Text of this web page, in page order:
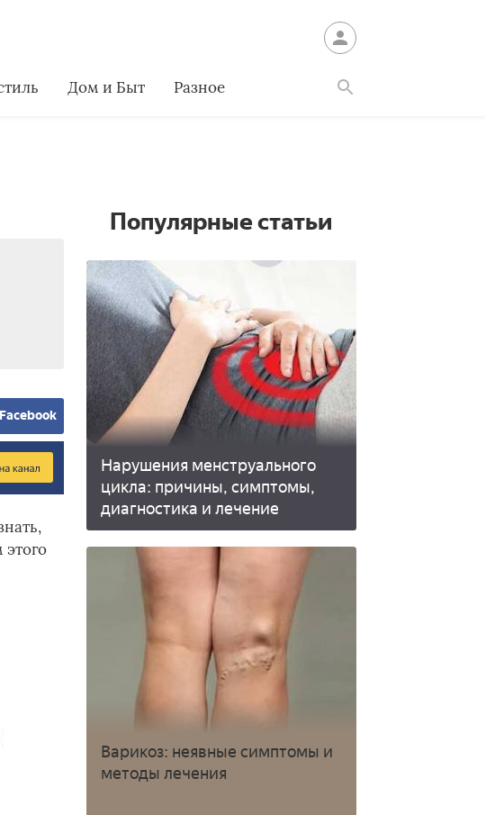
Дом и Быт Разное
Популярные статьи
Нарушения менструального
цикла: причины, симптомы,
диагностика и лечение
Варикоз: неявные симптомы и
методы лечения